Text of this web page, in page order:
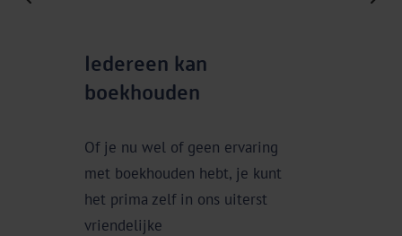
Iedereen kan
boekhouden
Of je nu wel of geen ervaring
met boekhouden hebt, je kunt
het prima zelf in ons uiterst
vriendelijke